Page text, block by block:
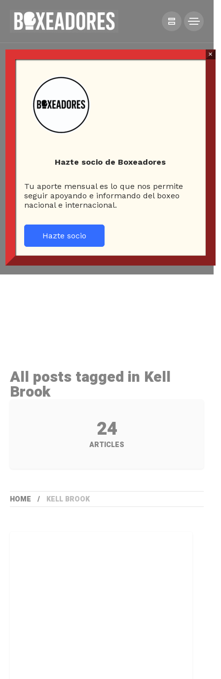
All posts tagged in Kell
Brook
24
ARTICLES
HOME KELL BROOK
Hazte socio de Boxeadores
Tu aporte mensual es lo que nos permite
seguir apoyando e informando del boxeo
nacional e internacional.
Hazte socio
×